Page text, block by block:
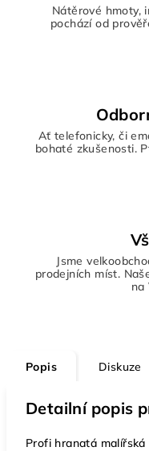
Nátěrové hmoty,
pochází od
Ať telefonicky, či
bohaté zkušenosti.
Jsme
prodejních míst.
na
Popis Diskuze
Detailní popis
Profi hranatá